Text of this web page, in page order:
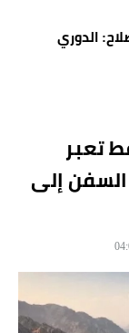
الدوري
تعبر
السفن إلى